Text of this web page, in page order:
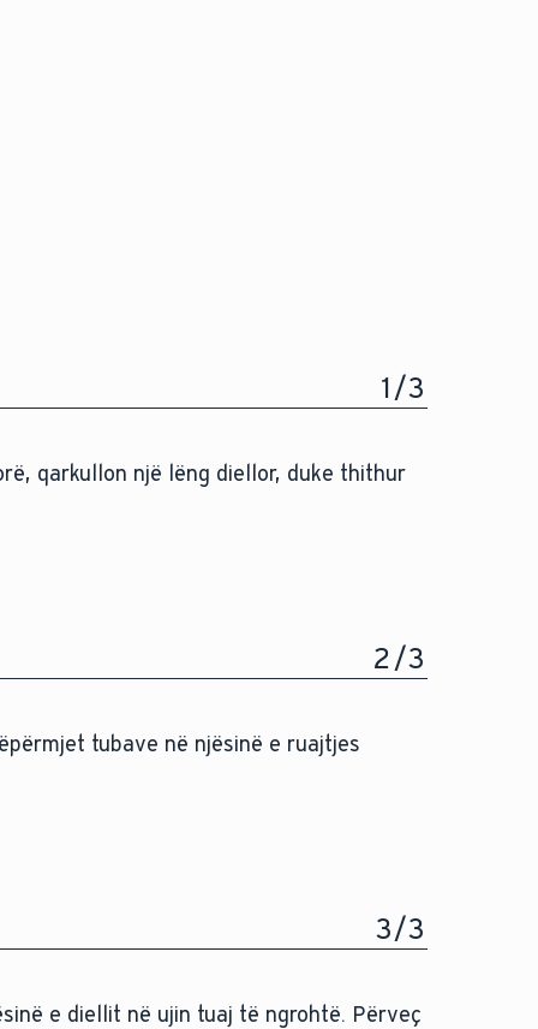
1/3
qarkullon një lëng diellor, duke thithur
2/3
tubave në njësinë e ruajtjes
3/3
e diellit në ujin tuaj të ngrohtë. Përveç